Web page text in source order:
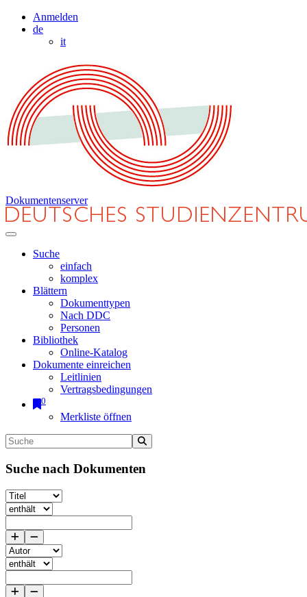
Anmelden
de
it
Dokumentenserver
Suche
einfach
komplex
Blättern
Dokumenttypen
Nach DDC
Personen
Bibliothek
Online-Katalog
Dokumente einreichen
Leitlinien
Vertragsbedingungen
0
Merkliste öffnen
Suche nach Dokumenten